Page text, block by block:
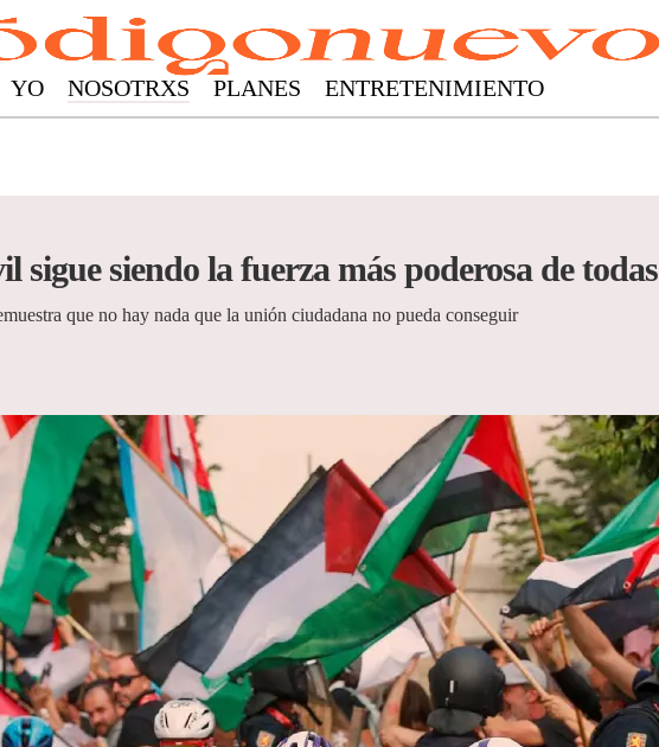
YO NOSOTRXS PLANES ENTRETENIMIENTO
sigue siendo la fuerza más poderosa de todas
que no hay nada que la unión ciudadana no pueda conseguir